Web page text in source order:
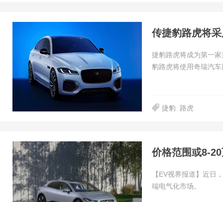
传捷豹路虎将
捷豹路虎将成为第一
豹路虎将使用奇瑞汽
捷豹 路虎
价格范围或8-
【EV视界报道】近日
端电气化市场。